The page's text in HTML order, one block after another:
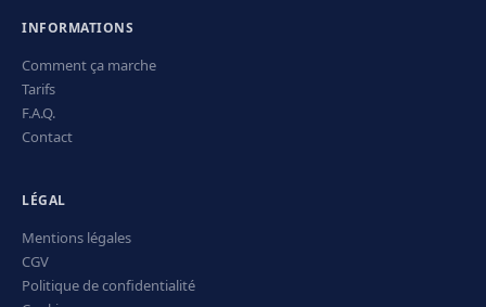
INFORMATIONS
Comment ça marche
Tarifs
F.A.Q.
Contact
LÉGAL
Mentions légales
CGV
Politique de confidentialité